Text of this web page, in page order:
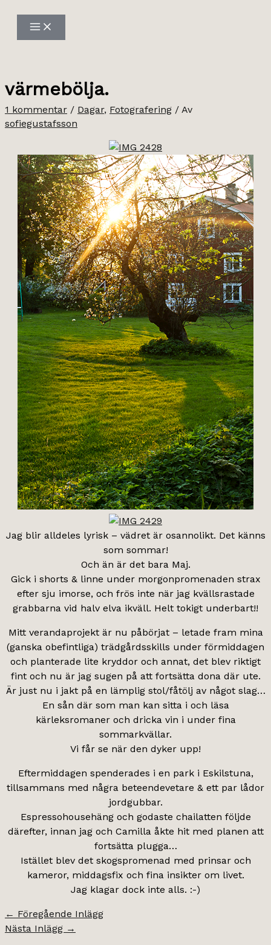
innehåll
värmebölja.
1 kommentar / Dagar, Fotografering / Av
sofiegustafsson
Jag blir alldeles lyrisk – vädret är osannolikt. Det känns
som sommar!
Och än är det bara Maj.
Gick i shorts & linne under morgonpromenaden strax
efter sju imorse, och frös inte när jag kvällsrastade
grabbarna vid halv elva ikväll. Helt tokigt underbart!!
Mitt verandaprojekt är nu påbörjat – letade fram mina
(ganska obefintliga) trädgårdsskills under förmiddagen
och planterade lite kryddor och annat, det blev riktigt
fint och nu är jag sugen på att fortsätta dona där ute.
Är just nu i jakt på en lämplig stol/fåtölj av något slag…
En sån där som man kan sitta i och läsa
kärleksromaner och dricka vin i under fina
sommarkvällar.
Vi får se när den dyker upp!
Eftermiddagen spenderades i en park i Eskilstuna,
tillsammans med några beteendevetare & ett par lådor
jordgubbar.
Espressohousehäng och godaste chailatten följde
därefter, innan jag och Camilla åkte hit med planen att
fortsätta plugga…
Istället blev det skogspromenad med prinsar och
kameror, middagsfix och fina insikter om livet.
Jag klagar dock inte alls. :-)
← Föregående Inlägg
Nästa Inlägg →